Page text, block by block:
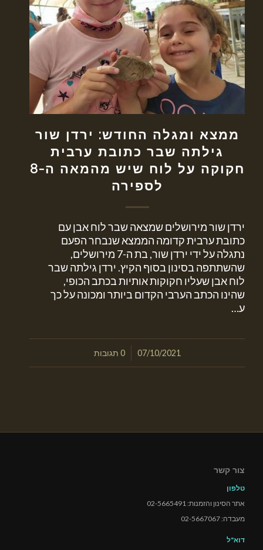
ממצא ומגלה החודש: ירדן שור
גילתה שבר כתובת ערבית
חקוקה על לוח שיש מהמאה ה-8
לספירה
ירדן שור מירושלים שמצאה שבר לוח אבן עם
כתובת ערבית קדומה הממצא שנבחר הפעם
נתגלה על ידי ירדן שור, בת ה-7 מירושלים,
שהשתתפה בסינון בסוף הקיץ. ירדן גילתה שבר
לוח אבן שעליו חקוקות אותיות בכתב הכופי,
שהינו הכתב הערבי הקדום ביותר ומכונה על כך
ע…
07/10/2021
/ 0 תגובות
צור קשר
טלפון
אתר הסינון והזמנות: 02-5665491
מעבדה: 02-5667067
דוא"ל